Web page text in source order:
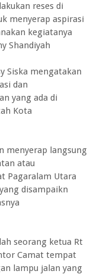
reses di
menyerap aspirasi
kegiatanya
Shandiyah
Siska mengatakan
dan
yang ada di
Kota
menyerap langsung
atau
Pagaralam Utara
disampaikn
seorang ketua Rt
Camat tempat
lampu jalan yang